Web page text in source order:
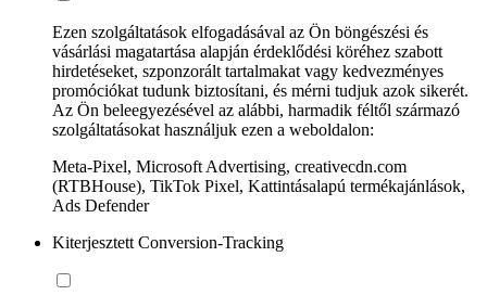
Ezen szolgáltatások elfogadásával az Ön böngészési és
vásárlási magatartása alapján érdeklődési köréhez szabott
hirdetéseket, szponzorált tartalmakat vagy kedvezményes
promóciókat tudunk biztosítani, és mérni tudjuk azok sikerét.
Az Ön beleegyezésével az alábbi, harmadik féltől származó
szolgáltatásokat használjuk ezen a weboldalon:
Meta-Pixel, Microsoft Advertising, creativecdn.com
(RTBHouse), TikTok Pixel, Kattintásalapú termékajánlások,
Ads Defender
Kiterjesztett Conversion-Tracking